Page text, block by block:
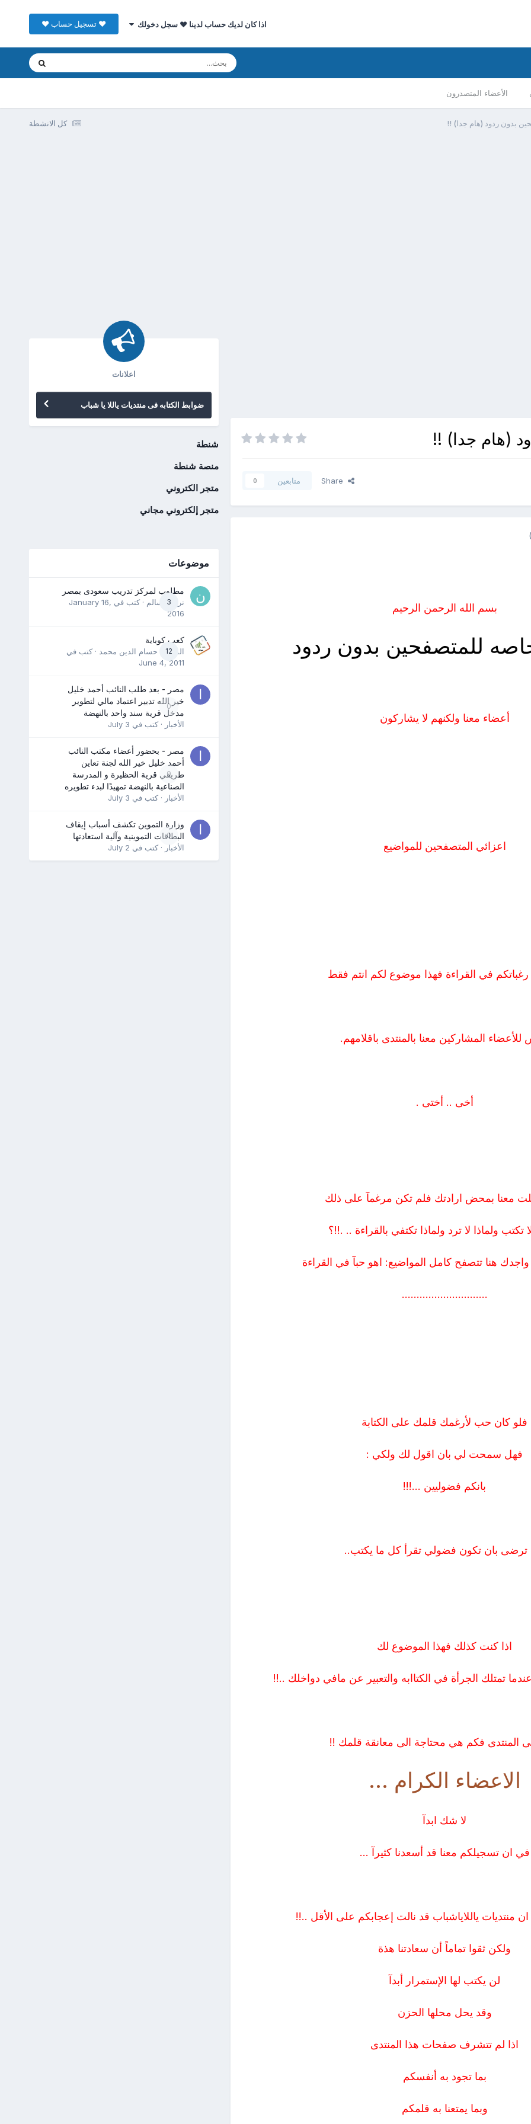
اذا كان لديك حساب لدينا ♥ سجل دخولك ♥ تسجيل حساب ♥
الأعضاء المتصدرون
كل الانشطة بدون ردود (هام جدا) !!
(هام جدا) !!
Share متابعين 0
بسم الله الرحمن الرحيم
للمتصفحين بدون ردود
أعضاء معنا ولكنهم لا يشاركون
اعزائي المتصفحين للمواضيع
في القراءة فهذا موضوع لكم انتم فقط
للأعضاء المشاركين معنا بالمنتدى باقلامهم.
أخى .. أختى .
معنا بمحض ارادتك فلم تكن مرغمآ على ذلك
تكتب ولماذا لا ترد ولماذا تكتفي بالقراءة .. .!!؟
هنا تتصفح كامل المواضيع: اهو حبآ في القراءة
.............................
فلو كان حب لأرغمك قلمك على الكتابة
فهل سمحت لي بان اقول لك ولكي :
بانكم فضوليين ...!!!
بان تكون فضولي تقرأ كل ما يكتب..
اذا كنت كذلك فهذا الموضوع لك
تمتلك الجرأة في الكتاابه والتعبير عن مافي دواخلك ..!!
المنتدى فكم هي محتاجة الى معانقة قلمك !!
الاعضاء الكرام ...
لا شك ابدآ
في ان تسجيلكم معنا قد أسعدنا كثيرآ ...
منتديات ياللاياشباب قد نالت إعجابكم على الأقل ..!!
ولكن ثقوا تماماً أن سعادتنا هذة
لن يكتب لها الإستمرار أبدآ
وقد يحل محلها الحزن
اذا لم تتشرف صفحات هذا المنتدى
بما تجود به أنفسكم
وبما يمتعنا به قلمكم
اعلانات
ضوابط الكتابه فى منتديات ياللا يا شباب
شنطة
منصة شنطة
متجر الكتروني
متجر إلكتروني مجاني
موضوعات
3
مطلوب لمركز تدريب سعودى بمصر
نرمين سالم · كتب في January 16,
2016
12
كعب كوباية
المدرب حسام الدين محمد · كتب في
June 4, 2011
0
مصر - بعد طلب النائب أحمد خليل
خير الله تدبير اعتماد مالي لتطوير
مدخل قرية سند واحد بالنهضة
الأخبار · كتب في July 3
0
مصر - بحضور أعضاء مكتب النائب
أحمد خليل خير الله لجنة تعاين
طريقي قرية الحظيرة و المدرسة
الصناعية بالنهضة تمهيدًا لبدء تطويره
الأخبار · كتب في July 3
0
وزارة التموين تكشف أسباب إيقاف
البطاقات التموينية وآلية استعادتها
الأخبار · كتب في July 2